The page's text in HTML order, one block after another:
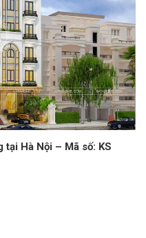
Hà Nội – Mã số: KS